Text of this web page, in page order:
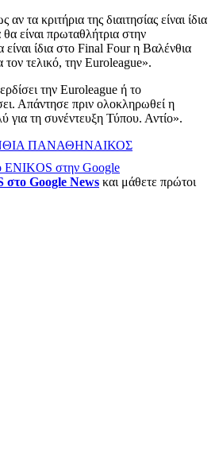
τα κριτήρια της διαιτησίας είναι ίδια
είναι πρωταθλήτρια στην
ίδια στο Final Four η Βαλένθια
τον τελικό, την Euroleague».
την Euroleague ή το
Απάντησε πριν ολοκληρωθεί η
για τη συνέντευξη Τύπου. Αντίο».
ΠΑΝΑΘΗΝΑΙΚΟΣ
ENIKOS στην Google
στο Google News και μάθετε πρώτοι